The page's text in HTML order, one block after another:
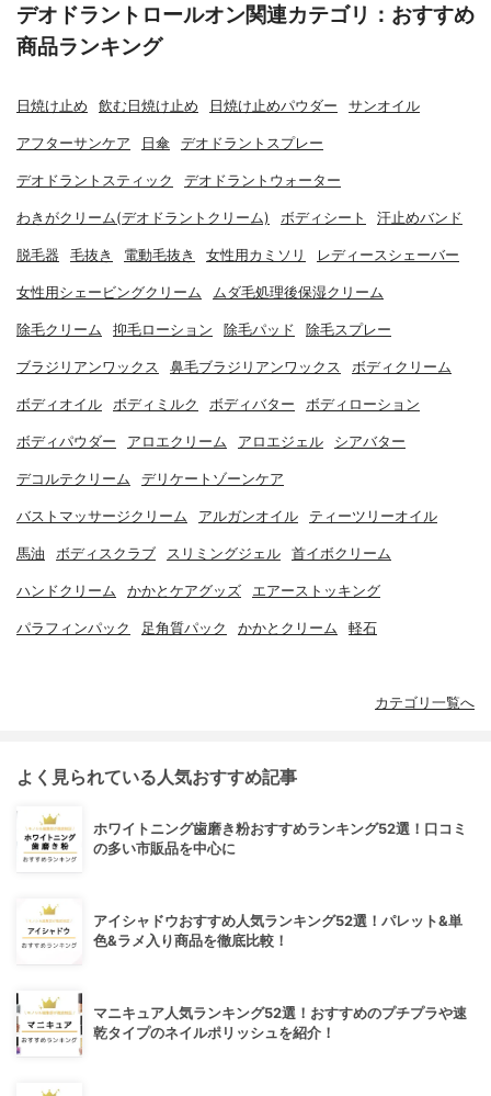
デオドラントロールオン関連カテゴリ：おすすめ
商品ランキング
日焼け止め 飲む日焼け止め 日焼け止めパウダー サンオイル
アフターサンケア 日傘 デオドラントスプレー
デオドラントスティック デオドラントウォーター
わきがクリーム(デオドラントクリーム) ボディシート 汗止めバンド
脱毛器 毛抜き 電動毛抜き 女性用カミソリ レディースシェーバー
女性用シェービングクリーム ムダ毛処理後保湿クリーム
除毛クリーム 抑毛ローション 除毛パッド 除毛スプレー
ブラジリアンワックス 鼻毛ブラジリアンワックス ボディクリーム
ボディオイル ボディミルク ボディバター ボディローション
ボディパウダー アロエクリーム アロエジェル シアバター
デコルテクリーム デリケートゾーンケア
バストマッサージクリーム アルガンオイル ティーツリーオイル
馬油 ボディスクラブ スリミングジェル 首イボクリーム
ハンドクリーム かかとケアグッズ エアーストッキング
パラフィンパック 足角質パック かかとクリーム 軽石
カテゴリ一覧へ
よく見られている人気おすすめ記事
ホワイトニング歯磨き粉おすすめランキング52選！口コミ
の多い市販品を中心に
アイシャドウおすすめ人気ランキング52選！パレット&単
色&ラメ入り商品を徹底比較！
マニキュア人気ランキング52選！おすすめのプチプラや速
乾タイプのネイルポリッシュを紹介！